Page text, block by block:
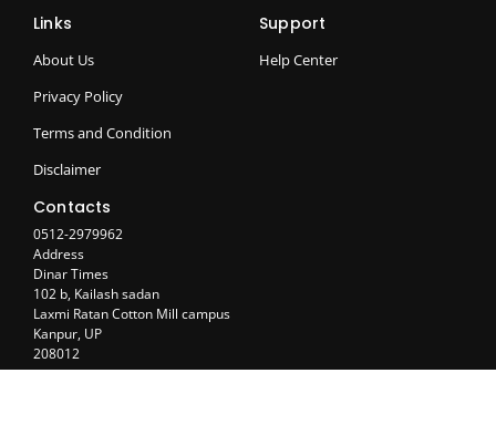
Links
About Us
Privacy Policy
Terms and Condition
Disclaimer
Support
Help Center
Contacts
0512-2979962
Address
Dinar Times
102 b, Kailash sadan
Laxmi Ratan Cotton Mill campus
Kanpur, UP
208012